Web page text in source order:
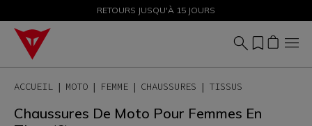
SOLDES JUSQU'À-50 % – ACHETEZ MAINTENANT
RETOURS JUSQU'À 15 JOURS
ACCUEIL MOTO FEMME CHAUSSURES TISSUS
Chaussures De Moto Pour Femmes En